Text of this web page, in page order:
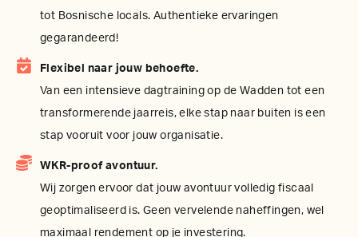
tot Bosnische locals. Authentieke ervaringen
gegarandeerd!
Flexibel naar jouw behoefte.
Van een intensieve dagtraining op de Wadden tot een
transformerende jaarreis, elke stap naar buiten is een
stap vooruit voor jouw organisatie.
WKR-proof avontuur.
Wij zorgen ervoor dat jouw avontuur volledig fiscaal
geoptimaliseerd is. Geen vervelende naheffingen, wel
maximaal rendement op je investering.